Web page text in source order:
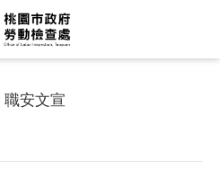
職安文宣